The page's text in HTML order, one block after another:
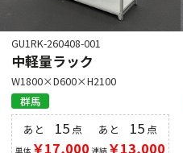
GU1RK-260408-001
中軽量ラック
W1800×D600×H2100
群馬
あと 15点
単体 ￥17,000
あと 15 点
連結￥13,000